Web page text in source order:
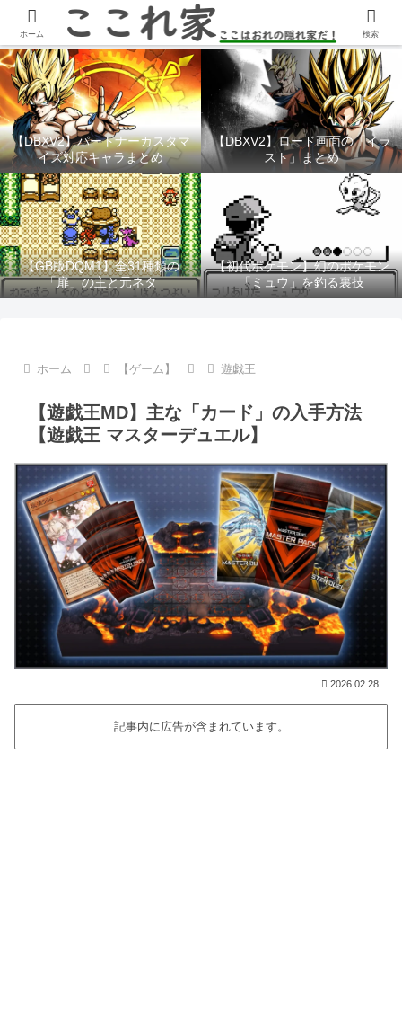
YouTubeチャンネル「ここれ家」
【DBXV2】パートナーカスタマ
イズ対応キャラまとめ
【DBXV2】ロード画面の「イラ
スト」まとめ
【GB版DQM1】全31種類の
「扉」の主と元ネタ
【初代ポケモン】幻のポケモン
「ミュウ」を釣る裏技
ホーム 【ゲーム】 遊戯王
【遊戯王MD】主な「カード」の入手方法
【遊戯王 マスターデュエル】
2026.02.28
記事内に広告が含まれています。
ホーム 検索